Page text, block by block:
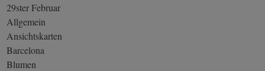
29ster Februar
Allgemein
Ansichtskarten
Barcelona
Blumen